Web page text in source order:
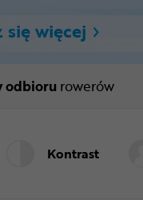
się więcej
odbioru rowerów
Kontrast